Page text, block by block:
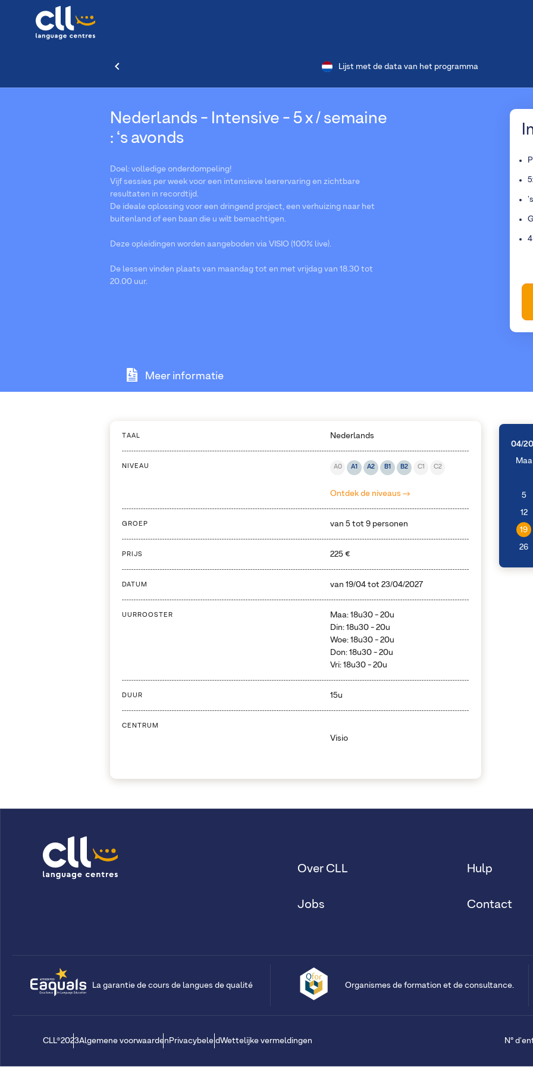
Lijst met de data van het programma
Nederlands - Intensive - 5 x / semaine
: ‘s avonds
Doel: volledige onderdompeling!
Vijf sessies per week voor een intensieve leerervaring en zichtbare
resultaten in recordtijd.
De ideale oplossing voor een dringend project, een verhuizing naar het
buitenland of een baan die u wilt bemachtigen.
Deze opleidingen worden aangeboden via VISIO (100% live).
De lessen vinden plaats van maandag tot en met vrijdag van 18.30 tot
20.00 uur.
Meer informatie
TAAL Nederlands
NIVEAU A0 A1 A2 B1 B2 C1 C2
Ontdek de niveaus
GROEP van 5 tot 9 personen
PRIJS 225 €
DATUM van19/04 tot23/04/2027
04/
Maa
5
12
19
26
UURROOSTER
Maa: 18u30 - 20u
Din: 18u30 - 20u
Woe: 18u30 - 20u
Don: 18u30 - 20u
Vri: 18u30 - 20u
DUUR 15u
CENTRUM
Visio
Over CLL
Jobs
Hulp
Contact
La garantie de cours de langues de qualité Organismes de formation et de consultance.
CLL®2023Algemene voorwaarden PrivacybeleidWettelijke vermeldingen N°